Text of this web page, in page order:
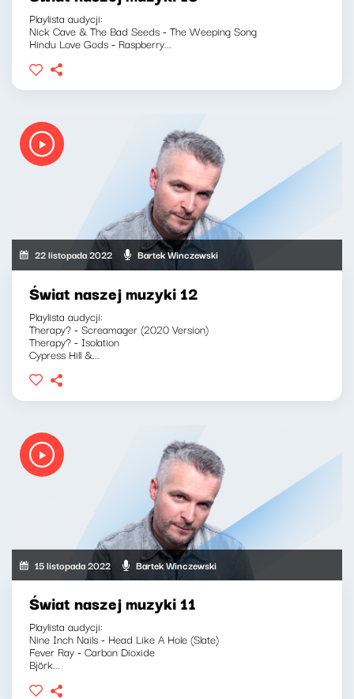
Playlista audycji:
Nick Cave & The Bad Seeds - The Weeping Song
Hindu Love Gods - Raspberry...
22 listopada 2022 Bartek Winczewski
Świat naszej muzyki 12
Playlista audycji:
Therapy? - Screamager (2020 Version)
Therapy? - Isolation
Cypress Hill &...
15 listopada 2022 Bartek Winczewski
Świat naszej muzyki 11
Playlista audycji:
Nine Inch Nails - Head Like A Hole (Slate)
Fever Ray - Carbon Dioxide
Björk...